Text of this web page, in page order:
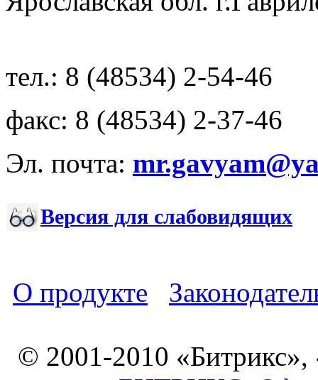
тел.: 8 (48534) 2-54-46
факс: 8 (48534) 2-37-46
Эл. почта:
Версия для слабовидящих
О продукте
© 2001-2010 «Битрикс»,